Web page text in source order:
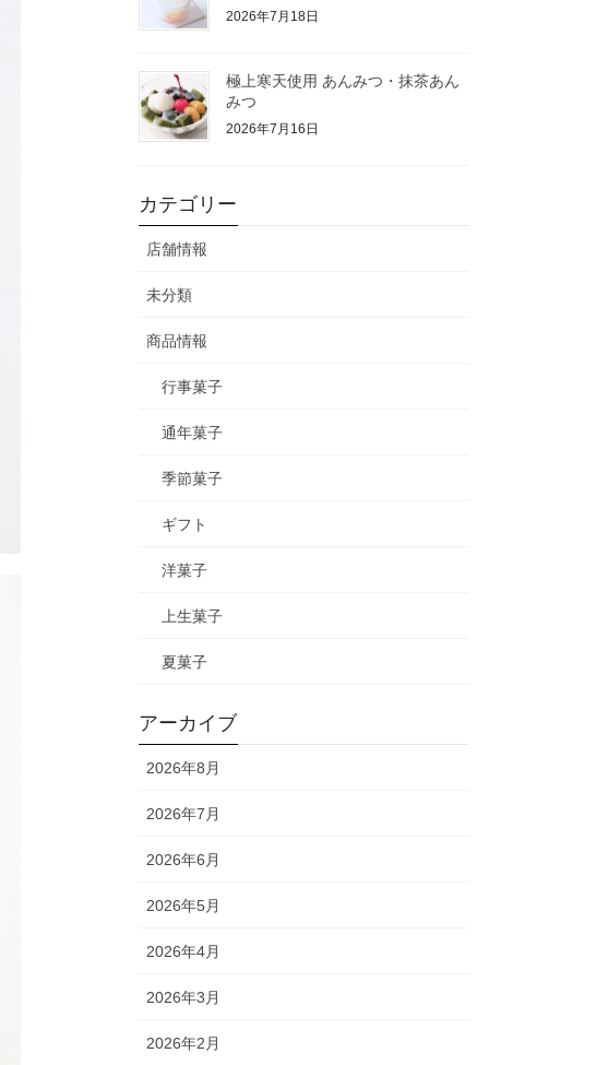
2026年7月18日
極上寒天使用 あんみつ・抹茶あん
みつ
2026年7月16日
カテゴリー
店舗情報
未分類
商品情報
行事菓子
通年菓子
季節菓子
ギフト
洋菓子
上生菓子
夏菓子
アーカイブ
2026年8月
2026年7月
2026年6月
2026年5月
2026年4月
2026年3月
2026年2月